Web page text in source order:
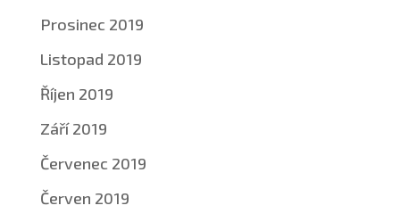
Prosinec 2019
Listopad 2019
Říjen 2019
Září 2019
Červenec 2019
Červen 2019